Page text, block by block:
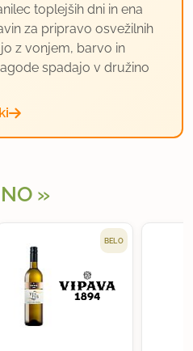
toplejših dni in ena
za pripravo osvežilnih
z vonjem, barvo in
spadajo v družino
BELO